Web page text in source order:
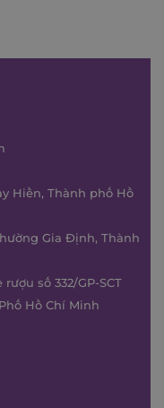
Hiền, Thành phố Hồ
Gia Định, Thành
số 332/GP-SCT
Hồ Chí Minh